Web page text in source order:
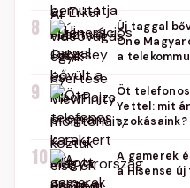
8
Új taggal
One
a
9
Öt
Yettel: mit
szokásaink?
10
A gamerek
a Hisense